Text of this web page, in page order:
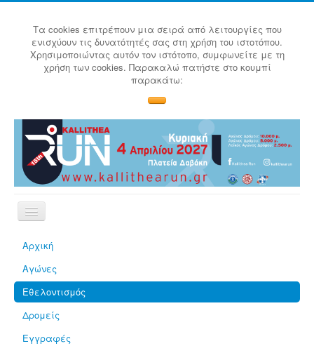
Τα cookies επιτρέπουν μια σειρά από λειτουργίες που
ενισχύουν τις δυνατότητές σας στη χρήση του ιστοτόπου.
Χρησιμοποιώντας αυτόν τον ιστότοπο, συμφωνείτε με τη
χρήση των cookies. Παρακαλώ πατήστε στο κουμπί
παρακάτω:
Αρχική
Αγώνες
Εθελοντισμός
Δρομείς
Εγγραφές